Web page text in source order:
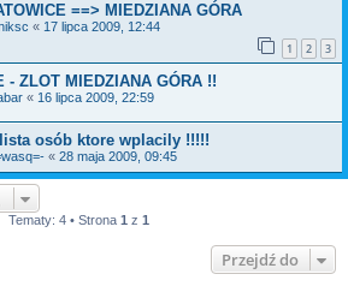
==> MIEDZIANA GÓRA
« 17 lipca 2009, 12:44
1 2 3
- ZLOT MIEDZIANA GÓRA !!
« 16 lipca 2009, 22:59
osób ktore wplacily !!!!!
« 28 maja 2009, 09:45
Tematy: 4 • Strona 1 z 1
Przejdź do